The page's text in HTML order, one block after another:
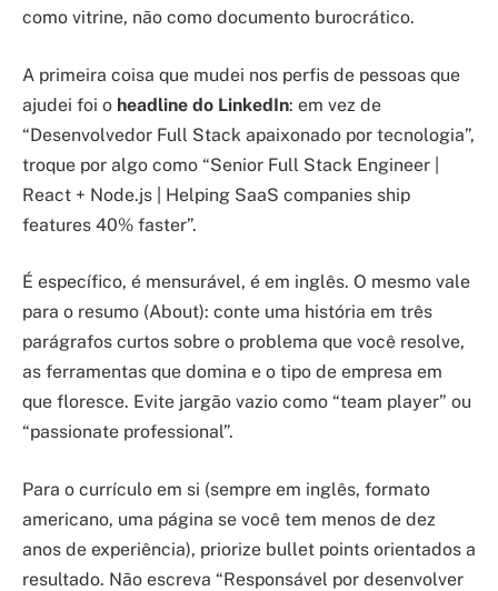
como vitrine, não como documento burocrático.
A primeira coisa que mudei nos perfis de pessoas que
ajudei foi o headline do LinkedIn: em vez de
“Desenvolvedor Full Stack apaixonado por tecnologia”,
troque por algo como “Senior Full Stack Engineer |
React + Node.js | Helping SaaS companies ship
features 40% faster”.
É específico, é mensurável, é em inglês. O mesmo vale
para o resumo (About): conte uma história em três
parágrafos curtos sobre o problema que você resolve,
as ferramentas que domina e o tipo de empresa em
que floresce. Evite jargão vazio como “team player” ou
“passionate professional”.
Para o currículo em si (sempre em inglês, formato
americano, uma página se você tem menos de dez
anos de experiência), priorize bullet points orientados a
resultado. Não escreva “Responsável por desenvolver